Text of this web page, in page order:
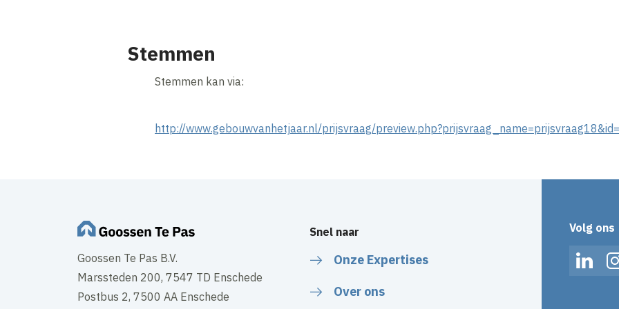
Stemmen
Stemmen kan via:
http://www.gebouwvanhetjaar.nl/prijsvraag/
Goossen Te Pas B.V.
Marssteden 200, 7547 TD Enschede
Postbus 2, 7500 AA Enschede
Snel naar
Onze Expertises
Over ons
Volg ons